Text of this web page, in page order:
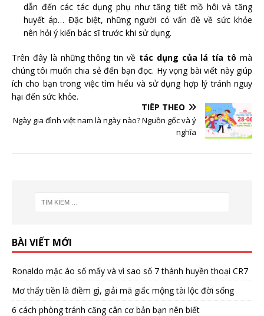
dẫn đến các tác dụng phụ như tăng tiết mồ hôi và tăng
huyết áp… Đặc biệt, những người có vấn đề về sức khỏe
nên hỏi ý kiến ​​bác sĩ trước khi sử dụng.
Trên đây là những thông tin về tác dụng của lá tía tô mà
chúng tôi muốn chia sẻ đến bạn đọc. Hy vọng bài viết này giúp
ích cho bạn trong việc tìm hiểu và sử dụng hợp lý tránh nguy
hại đến sức khỏe.
TIẾP THEO
Ngày gia đình việt nam là ngày nào? Nguồn gốc và ý
nghĩa
BÀI VIẾT MỚI
Ronaldo mặc áo số mấy và vì sao số 7 thành huyền thoại CR7
Mơ thấy tiền là điềm gì, giải mã giấc mộng tài lộc đời sống
6 cách phòng tránh căng cân cơ bản bạn nên biết